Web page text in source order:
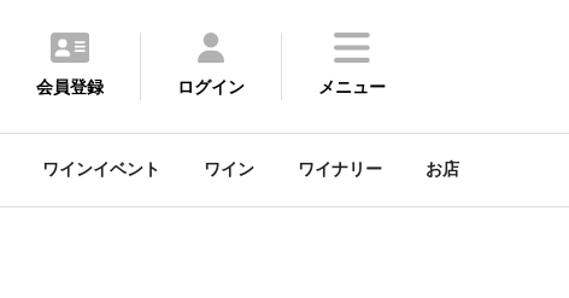
会員登録 ログイン メニュー
ワインイベント ワイン ワイナリー お店